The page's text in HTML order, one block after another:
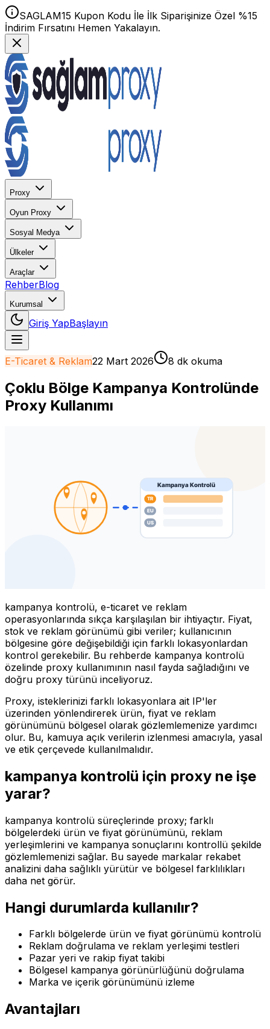
SAGLAM15 Kupon Kodu İle İlk Siparişinize Özel %15
İndirim Fırsatını Hemen Yakalayın.
Proxy
Oyun Proxy
Sosyal Medya
Ülkeler
Araçlar
RehberBlog
Kurumsal
Giriş YapBaşlayın
E-Ticaret & Reklam22 Mart 2026 8 dk okuma
Çoklu Bölge Kampanya Kontrolünde
Proxy Kullanımı
kampanya kontrolü, e-ticaret ve reklam
operasyonlarında sıkça karşılaşılan bir ihtiyaçtır. Fiyat,
stok ve reklam görünümü gibi veriler; kullanıcının
bölgesine göre değişebildiği için farklı lokasyonlardan
kontrol gerekebilir. Bu rehberde kampanya kontrolü
özelinde proxy kullanımının nasıl fayda sağladığını ve
doğru proxy türünü inceliyoruz.
Proxy, isteklerinizi farklı lokasyonlara ait IP'ler
üzerinden yönlendirerek ürün, fiyat ve reklam
görünümünü bölgesel olarak gözlemlemenize yardımcı
olur. Bu, kamuya açık verilerin izlenmesi amacıyla, yasal
ve etik çerçevede kullanılmalıdır.
kampanya kontrolü için proxy ne işe
yarar?
kampanya kontrolü süreçlerinde proxy; farklı
bölgelerdeki ürün ve fiyat görünümünü, reklam
yerleşimlerini ve kampanya sonuçlarını kontrollü şekilde
gözlemlemenizi sağlar. Bu sayede markalar rekabet
analizini daha sağlıklı yürütür ve bölgesel farklılıkları
daha net görür.
Hangi durumlarda kullanılır?
Farklı bölgelerde ürün ve fiyat görünümü kontrolü
Reklam doğrulama ve reklam yerleşimi testleri
Pazar yeri ve rakip fiyat takibi
Bölgesel kampanya görünürlüğünü doğrulama
Marka ve içerik görünümünü izleme
Avantajları